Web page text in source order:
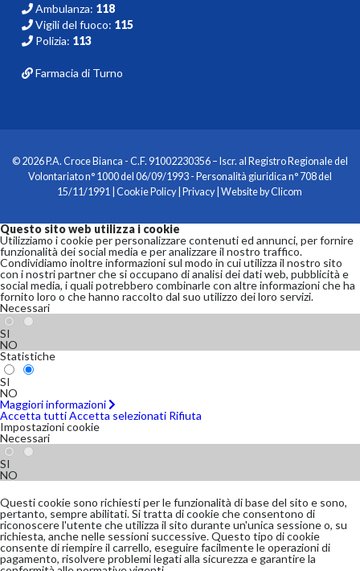
Ambulanza: 118
Vigili del fuoco: 115
Polizia: 113
Farmacia di Turno
© 2026 P.A. Croce Bianca - C.F. 91002230356 – Iscr. al Registro Regionale del
Volontariato n° 1000 del 06/09/1993 - Personalità giuridica n° 708 del
15/11/1991 |Cookie Policy|Privacy| Website byClicom
Questo sito web utilizza i cookie
Utilizziamo i cookie per personalizzare contenuti ed annunci, per fornire
funzionalità dei social media e per analizzare il nostro traffico.
Condividiamo inoltre informazioni sul modo in cui utilizza il nostro sito
con i nostri partner che si occupano di analisi dei dati web, pubblicità e
social media, i quali potrebbero combinarle con altre informazioni che ha
fornito loro o che hanno raccolto dal suo utilizzo dei loro servizi.
Necessari
SI
NO
Statistiche
SI
NO
Maggiori informazioni
Accetta tuttiAccetta selezionati Rifiuta
Impostazioni cookie
Necessari
SI
NO
Questi cookie sono richiesti per le funzionalità di base del sito e sono,
pertanto, sempre abilitati. Si tratta di cookie che consentono di
riconoscere l'utente che utilizza il sito durante un'unica sessione o, su
richiesta, anche nelle sessioni successive. Questo tipo di cookie
consente di riempire il carrello, eseguire facilmente le operazioni di
pagamento, risolvere problemi legati alla sicurezza e garantire la